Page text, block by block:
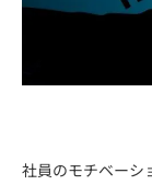
社員のモチベーシ